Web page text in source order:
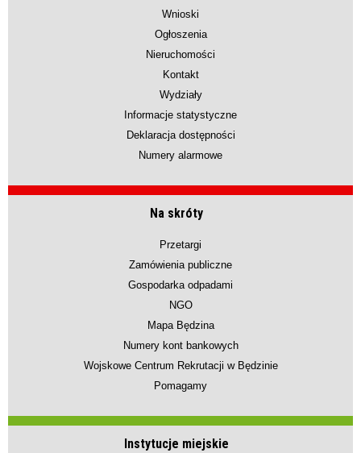
Wnioski
Ogłoszenia
Nieruchomości
Kontakt
Wydziały
Informacje statystyczne
Deklaracja dostępności
Numery alarmowe
Na skróty
Przetargi
Zamówienia publiczne
Gospodarka odpadami
NGO
Mapa Będzina
Numery kont bankowych
Wojskowe Centrum Rekrutacji w Będzinie
Pomagamy
Instytucje miejskie